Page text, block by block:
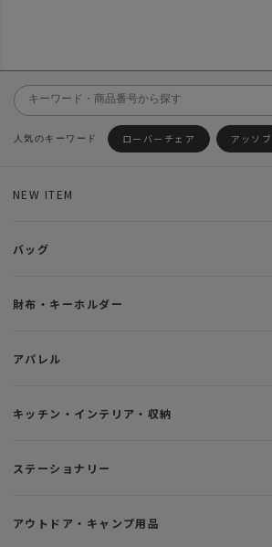
ローバーチェア アッソブ
NEW ITEM
バッグ
財布・キーホルダー
アパレル
キッチン・インテリア・収納
ステーショナリー
アウトドア・キャンプ用品